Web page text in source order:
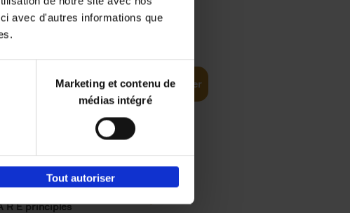
avec d'autres informations que
Marketing et contenu de
médias intégré
Tout autoriser
Ajouter au panier
R E principles €34,99